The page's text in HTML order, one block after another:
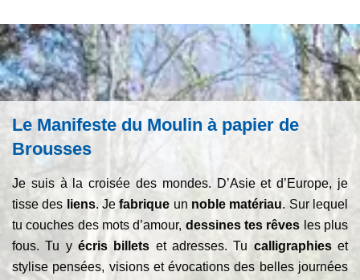
Le Manifeste du Moulin à papier de
Brousses
Je suis à la croisée des mondes. D’Asie et d’Europe, je
tisse des liens. Jefabrique un noble matériau. Sur lequel
tu couches des mots d’amour, dessines tes rêves les plus
fous. Tu y écris billets et adresses. Tu calligraphieset
stylise pensées, visions et évocations des belles journées